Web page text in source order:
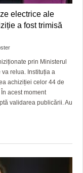
electrice ale
a fost trimisă
prin Ministerul
relua. Instituția a
achiziției celor 44 de
acest moment
validarea publicării. Au